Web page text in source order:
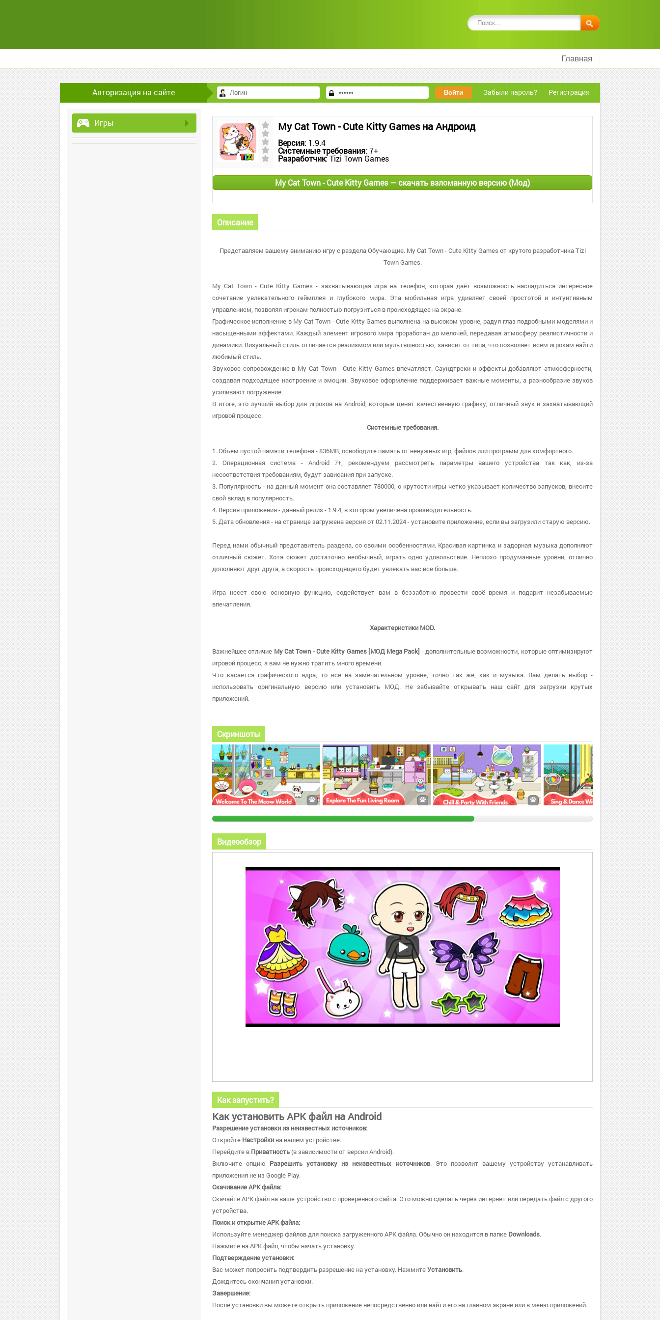
Главная
Авторизация на сайте Забыли пароль? Регистрация
Игры My Cat Town - Cute Kitty Games на Андроид
Версия: 1.9.4
Системные требования: 7+
Разработчик: Tizi Town Games
My Cat Town - Cute Kitty Games — скачать взломанную версию (Мод)
Описание
Представляем вашему вниманию игру с раздела Обучающие. My Cat Town - Cute Kitty Games от крутого разработчика Tizi
Town Games.
My Cat Town - Cute Kitty Games - захватывающая игра на телефон, которая даёт возможность насладиться интересное
сочетание увлекательного геймплея и глубокого мира. Эта мобильная игра удивляет своей простотой и интуитивным
управлением, позволяя игрокам полностью погрузиться в происходящее на экране.
Графическое исполнение в My Cat Town - Cute Kitty Games выполнена на высоком уровне, радуя глаз подробными моделями и
насыщенными эффектами. Каждый элемент игрового мира проработан до мелочей, передавая атмосферу реалистичности и
динамики. Визуальный стиль отличается реализмом или мультяшностью, зависит от типа, что позволяет всем игрокам найти
любимый стиль.
Звуковое сопровождение в My Cat Town - Cute Kitty Games впечатляет. Саундтреки и эффекты добавляют атмосферности,
создавая подходящее настроение и эмоции. Звуковое оформление поддерживает важные моменты, а разнообразие звуков
усиливают погружение.
В итоге, это лучший выбор для игроков на Android, которые ценят качественную графику, отличный звук и захватывающий
игровой процесс.
Системные требования.
1. Объем пустой памяти телефона - 836MB, освободите память от ненужных игр, файлов или программ для комфортного.
2. Операционная система - Android 7+, рекомендуем рассмотреть параметры вашего устройства так как, из-за
несоответствия требованиям, будут зависания при запуске.
3. Популярность - на данный момент она составляет 780000, о крутости игры четко указывает количество запусков, внесите
свой вклад в популярность.
4. Версия приложения - данный релиз - 1.9.4, в котором увеличена производительность.
5. Дата обновления - на странице загружена версия от 02.11.2024 - установите приложение, если вы загрузили старую версию.
Перед нами обычный представитель раздела, со своими особенностями. Красивая картинка и задорная музыка дополняют
отличный сюжет. Хотя сюжет достаточно необычный, играть одно удовольствие. Неплохо продуманные уровни, отлично
дополняют друг друга, а скорость происходящего будет увлекать вас все больше.
Игра несет свою основную функцию, содействует вам в беззаботно провести своё время и подарит незабываемые
впечатления.
Характеристики MOD.
Важнейшее отличие My Cat Town - Cute Kitty Games [МОД Mega Pack] - дополнительные возможности, которые оптимизируют
игровой процесс, а вам не нужно тратить много времени.
Что касается графического ядра, то все на замечательном уровне, точно так же, как и музыка. Вам делать выбор -
использовать оригинальную версию или установить МОД. Не забывайте открывать наш сайт для загрузки крутых
приложений.
Скриншоты
Видеообзор
Как запустить?
Как установить APK файл на Android
Разрешение установки из неизвестных источников:
Откройте Настройки на вашем устройстве.
Перейдите в Приватность (в зависимости от версии Android).
Включите опцию Разрешить установку из неизвестных источников. Это позволит вашему устройству устанавливать
приложения не из Google Play.
Скачивание APK файла:
Скачайте APK файл на ваше устройство с проверенного сайта. Это можно сделать через интернет или передать файл с другого
устройства.
Поиск и открытие APK файла:
Используйте менеджер файлов для поиска загруженного APK файла. Обычно он находится в папке Downloads.
Нажмите на APK файл, чтобы начать установку.
Подтверждение установки:
Вас может попросить подтвердить разрешение на установку. НажмитеУстановить.
Дождитесь окончания установки.
Завершение:
После установки вы можете открыть приложение непосредственно или найти его на главном экране или в меню приложений.